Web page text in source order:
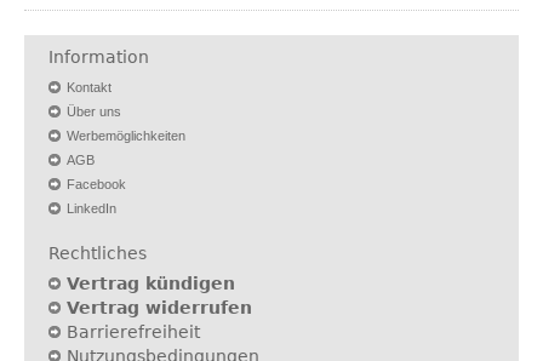
Information
Kontakt
Über uns
Werbemöglichkeiten
AGB
Facebook
LinkedIn
Rechtliches
Vertrag kündigen
Vertrag widerrufen
Barrierefreiheit
Nutzungsbedingungen